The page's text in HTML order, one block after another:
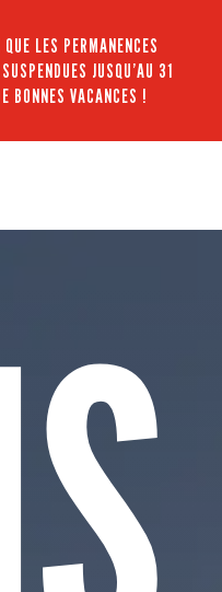
LES PERMANENCES
JUSQU’AU 31
BONNES VACANCES !